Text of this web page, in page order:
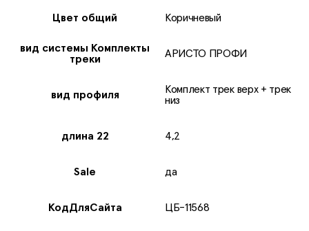
Цвет общий Коричневый
вид системы Комплекты
треки
АРИСТО ПРОФИ
вид профиля
Комплект трек верх + трек
низ
длина 22 4,2
Sale да
КодДляСайта ЦБ-11568